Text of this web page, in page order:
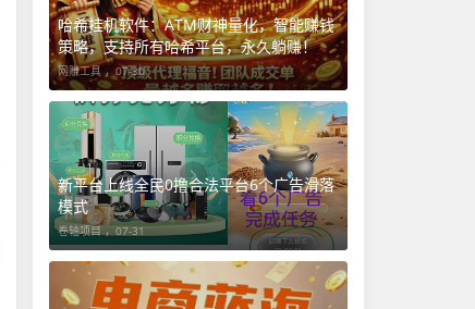
哈希挂机软件：ATM财神量化，智能赚钱
策略，支持所有哈希平台，永久躺赚！
网赚工具 ，07-30
新平台上线全民0撸合法平台6个广告滑落
模式
卷轴项目 ， 07-31